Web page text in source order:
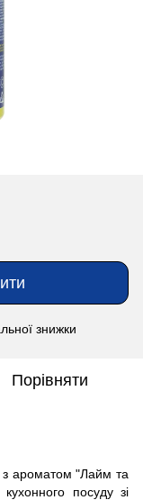
знижки
Порівняти
з ароматом "Лайм та
посуду зі